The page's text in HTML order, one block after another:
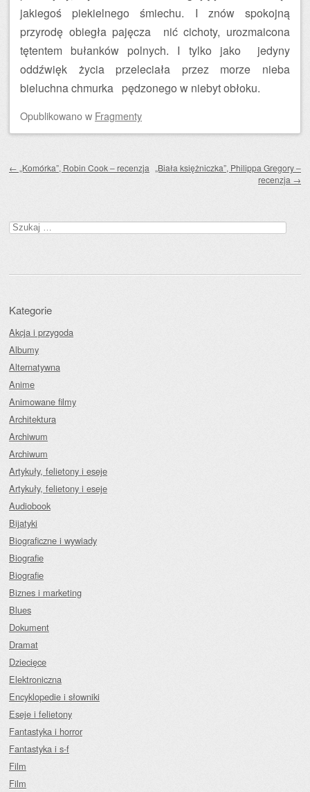
jakiegoś piekielnego śmiechu. I znów spokojną
przyrodę obiegła pajęcza nić cichoty, urozmaicona
tętentem bułanków polnych. I tylko jako jedyny
oddźwięk życia przeleciała przez morze nieba
bieluchna chmurka pędzonego w niebyt obłoku.
Opublikowanow Fragmenty
← „Komórka”, Robin Cook – recenzja „Biała księżniczka”, Philippa Gregory –
recenzja →
Szukaj:
Kategorie
Akcja i przygoda
Albumy
Alternatywna
Anime
Animowane filmy
Architektura
Archiwum
Archiwum
Artykuły, felietony i eseje
Artykuły, felietony i eseje
Audiobook
Bijatyki
Biograficzne i wywiady
Biografie
Biografie
Biznes i marketing
Blues
Dokument
Dramat
Dziecięce
Elektroniczna
Encyklopedie i słowniki
Eseje i felietony
Fantastyka i horror
Fantastyka i s-f
Film
Film